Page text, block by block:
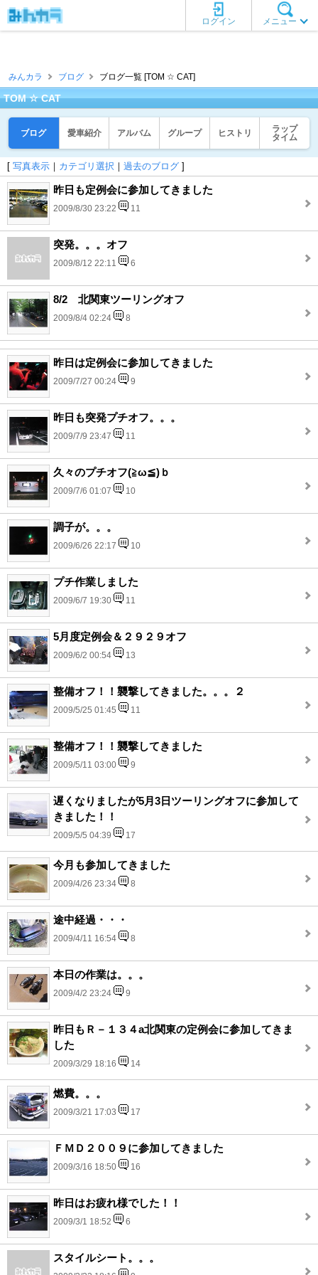
メニュー
ログイン
みんカラ ブログ ブログ一覧 [TOM ☆ CAT]
TOM ☆ CAT
ブログ 愛車紹介 アルバム グループ ヒストリ
ラップ
タイム
[ 写真表示 ｜ カテゴリ選択 ｜ 過去のブログ ]
昨日も定例会に参加してきました
2009/8/30 23:22 11
突発。。。オフ
2009/8/12 22:11 6
8/2 北関東ツーリングオフ
2009/8/4 02:24 8
昨日は定例会に参加してきました
2009/7/27 00:24 9
昨日も突発プチオフ。。。
2009/7/9 23:47 11
久々のプチオフ(≧ω≦)ｂ
2009/7/6 01:07 10
調子が。。。
2009/6/26 22:17 10
プチ作業しました
2009/6/7 19:30 11
5月度定例会＆２９２９オフ
2009/6/2 00:54 13
整備オフ！！襲撃してきました。。。２
2009/5/25 01:45 11
整備オフ！！襲撃してきました
2009/5/11 03:00 9
遅くなりましたが5月3日ツーリングオフに参加して
きました！！
2009/5/5 04:39 17
今月も参加してきました
2009/4/26 23:34 8
途中経過・・・
2009/4/11 16:54 8
本日の作業は。。。
2009/4/2 23:24 9
昨日もＲ－１３４a北関東の定例会に参加してきま
した
2009/3/29 18:16 14
燃費。。。
2009/3/21 17:03 17
ＦＭＤ２００９に参加してきました
2009/3/16 18:50 16
昨日はお疲れ様でした！！
2009/3/1 18:52 6
スタイルシート。。。